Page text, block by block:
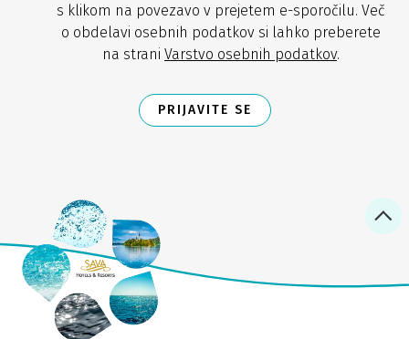
s klikom na povezavo v prejetem e-sporočilu. Več
o obdelavi osebnih podatkov si lahko preberete
na strani Varstvo osebnih podatkov.
PRIJAVITE SE